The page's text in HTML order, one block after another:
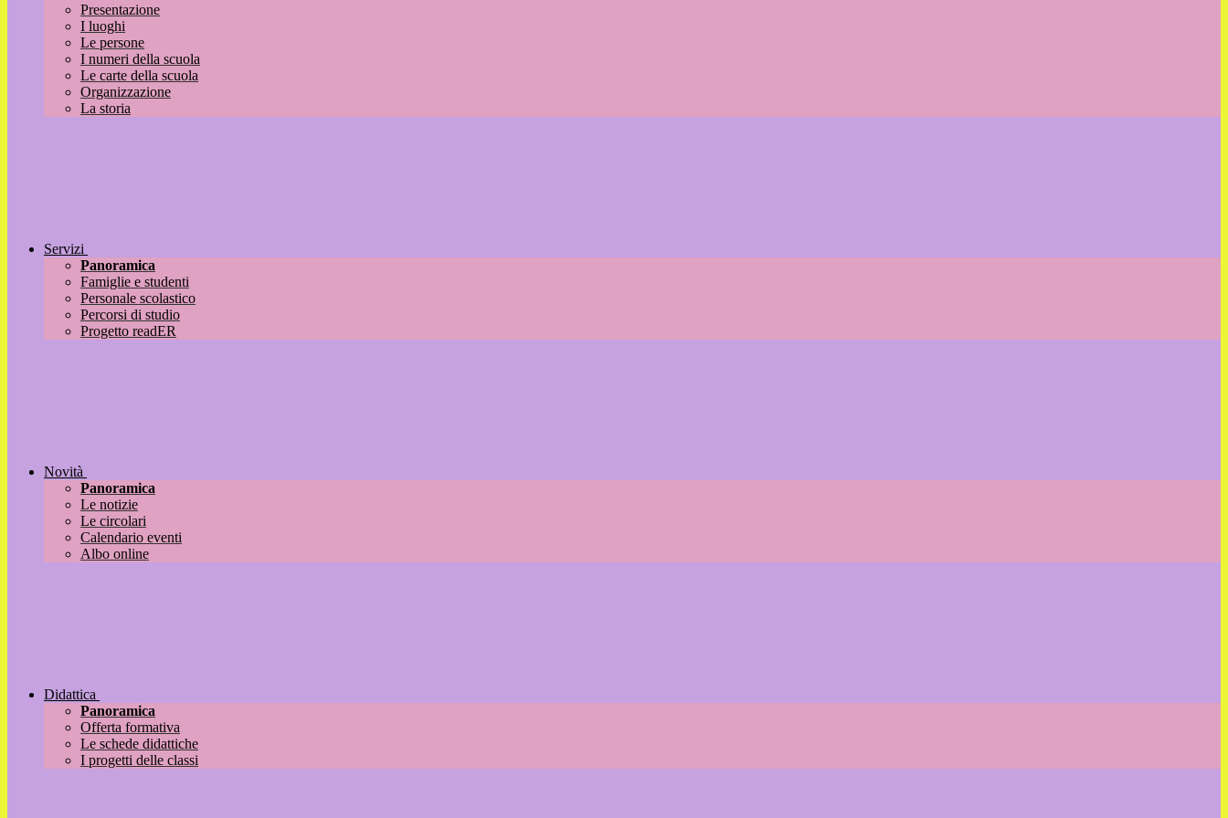
Presentazione
I luoghi
Le persone
I numeri della scuola
Le carte della scuola
Organizzazione
La storia
Servizi
Panoramica
Famiglie e studenti
Personale scolastico
Percorsi di studio
Progetto readER
Novità
Panoramica
Le notizie
Le circolari
Calendario eventi
Albo online
Didattica
Panoramica
Offerta formativa
Le schede didattiche
I progetti delle classi